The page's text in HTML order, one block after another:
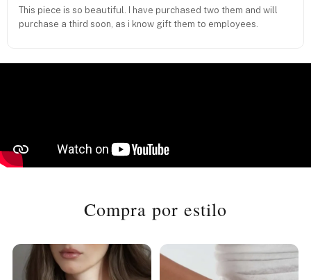
This piece is so beautiful. I have purchased two them and will
purchase a third soon, as i know gift them to employees.
Compra por estilo